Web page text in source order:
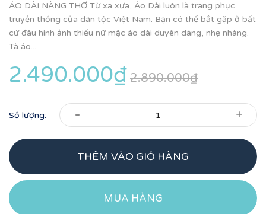
ÁO DÀI NÀNG THƠ Từ xa xưa, Áo Dài luôn là trang phục
truyền thống của dân tộc Việt Nam. Bạn có thể bắt gặp ở bất
cứ đâu hình ảnh thiếu nữ mặc áo dài duyên dáng, nhẹ nhàng.
Tà áo...
2.490.000₫ 2.890.000₫
Số lượng: - +
THÊM VÀO GIỎ HÀNG
MUA HÀNG